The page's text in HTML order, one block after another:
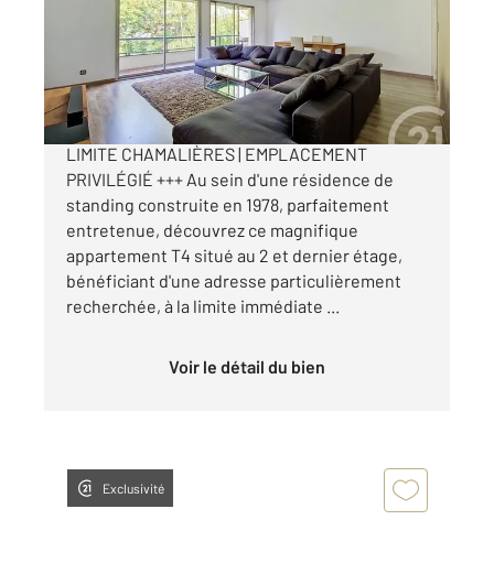
Appartement T4 à vendre
194 000 €
MANDAT CONFIANCE - CLERMONT-FERRAND
LIMITE CHAMALIÈRES | EMPLACEMENT
PRIVILÉGIÉ +++ Au sein d'une résidence de
standing construite en 1978, parfaitement
entretenue, découvrez ce magnifique
appartement T4 situé au 2 et dernier étage,
bénéficiant d'une adresse particulièrement
recherchée, à la limite immédiate ...
Voir le détail du bien
Exclusivité